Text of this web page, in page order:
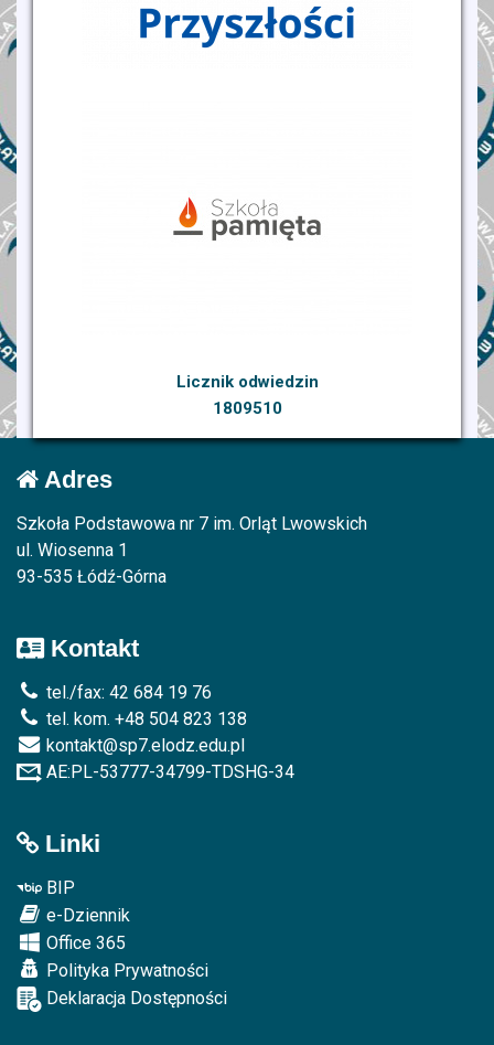
Licznik odwiedzin
1809510
Adres
Szkoła Podstawowa nr 7 im. Orląt Lwowskich
ul. Wiosenna 1
93-535 Łódź-Górna
Kontakt
tel./fax: 42 684 19 76
tel. kom. +48 504 823 138
kontakt@sp7.elodz.edu.pl
AE:PL-53777-34799-TDSHG-34
Linki
BIP
e-Dziennik
Office 365
Polityka Prywatności
Deklaracja Dostępności